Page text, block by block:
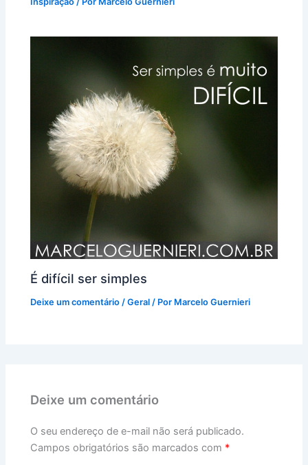
É difícil ser simples
Deixe um comentário /Geral / Por Marcelo Guernieri
Deixe um comentário
O seu endereço de e-mail não será publicado.
Campos obrigatórios são marcados com *